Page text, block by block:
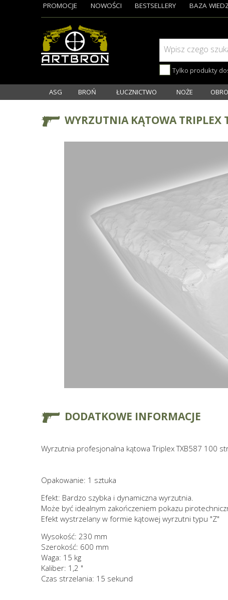
Wpisz czego
Tylko produkty
PROMOCJE NOWOŚCI BESTSELLERY BAZA
ASG BROŃ ŁUCZNICTWO NOŻE
WYRZUTNIA KĄTOWA TRIPLEX
DODATKOWE INFORMACJE
Wyrzutnia profesjonalna kątowa Triplex TXB587 100
Opakowanie: 1 sztuka
Efekt: Bardzo szybka i dynamiczna wyrzutnia.
Może być idealnym zakończeniem pokazu
Efekt wystrzelany w formie kątowej wyrzutni typu "Z"
Wysokość: 230 mm
Szerokość: 600 mm
Waga: 15 kg
Kaliber: 1,2 "
Czas strzelania: 15 sekund